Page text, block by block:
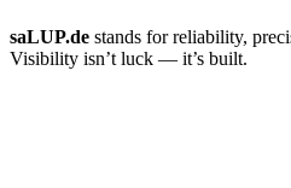
saLUP.de stands for reliability,
Visibility isn’t luck — it’s built.